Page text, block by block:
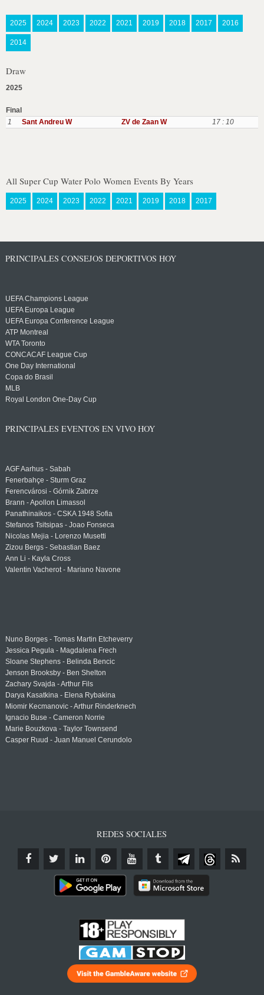
2025 2024 2023 2022 2021 2019 2018 2017 2016
2014
Draw
2025
Final
1
Sant Andreu W ZV de Zaan W 17 : 10
All Super Cup Water Polo Women Events By Years
2025 2024 2023 2022 2021 2019 2018 2017
PRINCIPALES CONSEJOS DEPORTIVOS HOY
UEFA Champions League
UEFA Europa League
UEFA Europa Conference League
ATP Montreal
WTA Toronto
CONCACAF League Cup
One Day International
Copa do Brasil
MLB
Royal London One-Day Cup
PRINCIPALES EVENTOS EN VIVO HOY
AGF Aarhus - Sabah
Fenerbahçe - Sturm Graz
Ferencvárosi - Górnik Zabrze
Brann - Apollon Limassol
Panathinaikos - CSKA 1948 Sofia
Stefanos Tsitsipas - Joao Fonseca
Nicolas Mejia - Lorenzo Musetti
Zizou Bergs - Sebastian Baez
Ann Li - Kayla Cross
Valentin Vacherot - Mariano Navone
Nuno Borges - Tomas Martin Etcheverry
Jessica Pegula - Magdalena Frech
Sloane Stephens - Belinda Bencic
Jenson Brooksby - Ben Shelton
Zachary Svajda - Arthur Fils
Darya Kasatkina - Elena Rybakina
Miomir Kecmanovic - Arthur Rinderknech
Ignacio Buse - Cameron Norrie
Marie Bouzkova - Taylor Townsend
Casper Ruud - Juan Manuel Cerundolo
REDES SOCIALES